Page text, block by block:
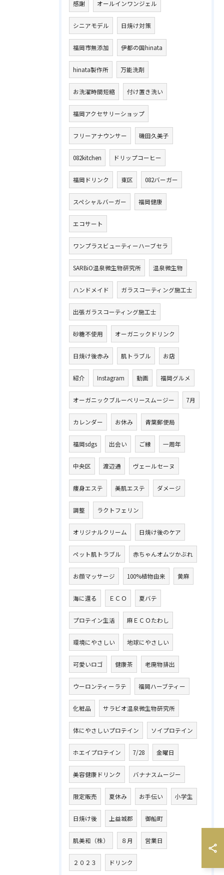
感謝 オールインワンジェル
シニアモデル 日焼け対策
福岡市無添加 伊都の国hinata
hinata製作所 万能洗剤
お洗濯時間短縮 付け置き洗い
福岡アクセサリーショップ
フリーアナウンサー 磯田久美子
082kitchen ドリップコーヒー
福岡ドリンク 東区 082バーガー
スペシャルバーガー 福岡健康
エコサート
ワンプラスビューティーハーブセラ
SARBiO温泉微生物研究所 温泉微生物
ハンドメイド ガラスコーティング施工士
出張ガラスコーティング施工士
砂糖不使用 オーガニックドリンク
日焼け後赤み 肌トラブル お店
紹介 Instagram 動画 福岡グルメ
オーガニックブルーベリースムージー 7月
カレンダー お休み 青葉郵便局
福岡sdgs 出会い ご縁 一周年
中央区 渡辺通 ヴェールセーヌ
痩身エステ 美肌エステ ダメージ
調整 ラクトフェリン
オリジナルクリーム 日焼け後のケア
ペット肌トラブル 赤ちゃんオムツかぶれ
お顔マッサージ 100%植物由来 黄麻
海に還る ＥＣＯ 夏バテ
プロテイン生活 麻ＥＣＯたわし
環境にやさしい 地球にやさしい
可愛いロゴ 健康茶 老廃物排出
ウーロンティーラテ 福岡ハーブティー
化粧品 サラビオ温泉微生物研究所
体にやさしいプロテイン ソイプロテイン
ホエイプロテイン 7/28 金曜日
美容健康ドリンク バナナスムージー
限定販売 夏休み お手伝い 小学生
日焼け後 上益城郡 御船町
肌美和（株） ８月 営業日
２０２３ ドリンク